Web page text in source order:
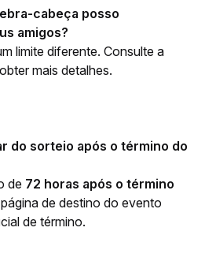
cabeça posso
amigos?
limite diferente. Consulte a
mais detalhes.
do sorteio após o término do
de 72 horas após o término
de destino do evento
de término.